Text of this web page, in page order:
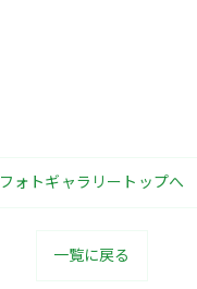
フォトギャラリートップへ
一覧に戻る